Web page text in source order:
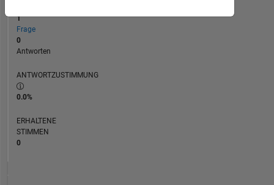
1
Frage
0
Antworten
ANTWORTZUSTIMMUNG
0.0%
ERHALTENE
STIMMEN
0